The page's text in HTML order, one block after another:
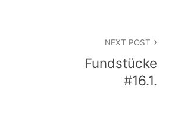
NEXT POST
Fundstücke
#16.1.